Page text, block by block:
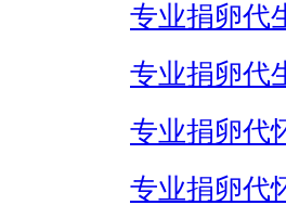
专业捐卵代
专业捐卵代
专业捐卵代
专业捐卵代